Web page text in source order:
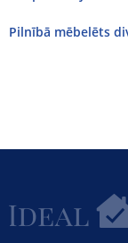
Pilnībā mēbelēts